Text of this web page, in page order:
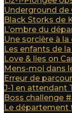
Underground de
Black Storks de
L’ombre du
Une sorcière à
Les enfants de
Love & lies on
Mens-moi dans
Erreur de
J-1 en attendant
Boss challenge
Le département